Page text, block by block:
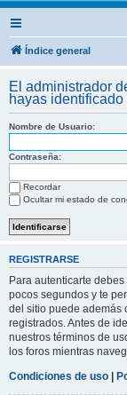
Índice general
El administrador
hayas
Nombre de Usuario:
Contraseña:
Recordar
Ocultar mi estado de
REGISTRARSE
Para autenticarte
pocos segundos y te
del sitio puede además
registrados. Antes de
nuestros términos de
los foros mientras
Condiciones de uso |